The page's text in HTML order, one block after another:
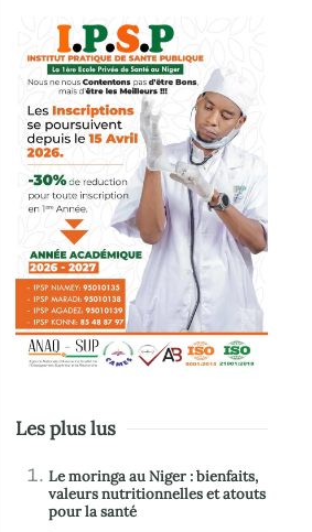
Les plus lus
Le moringa au Niger : bienfaits,
valeurs nutritionnelles et atouts
pour la santé